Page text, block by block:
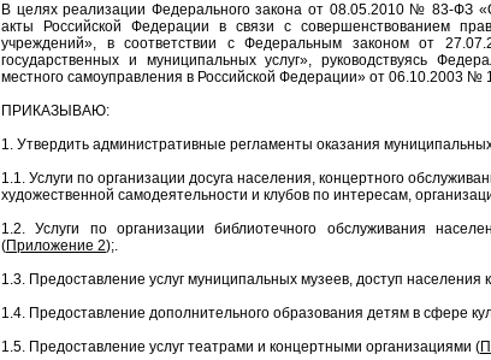
В целях реализации Федерального закона от 08.05.2010 № 83-ФЗ
акты Российской Федерации в связи с совершенствованием
учреждений», в соответствии с Федеральным законом от
государственных и муниципальных услуг», руководствуясь
местного самоуправления в Российской Федерации» от 06.10.2003 №
ПРИКАЗЫВАЮ:
1. Утвердить административные регламенты оказания муниципальных
1.1. Услуги по организации досуга населения, концертного
художественной самодеятельности и клубов по интересам,
1.2. Услуги по организации библиотечного обслуживания
(Приложение 2);.
1.3. Предоставление услуг муниципальных музеев, доступ населения
1.4. Предоставление дополнительного образования детям в сфере
1.5. Предоставление услуг театрами и концертными организациями (